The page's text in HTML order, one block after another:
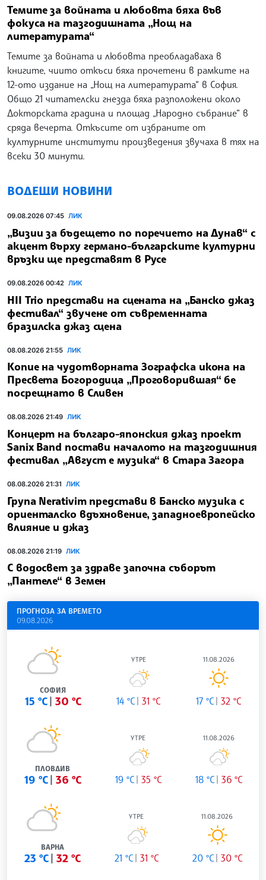
Темите за войната и любовта бяха във
фокуса на тазгодишната „Нощ на
литературата“
Темите за войната и любовта преобладаваха в
книгите, чиито откъси бяха прочетени в рамките на
12-ото издание на „Нощ на литературата“ в София.
Общо 21 читателски гнезда бяха разположени около
Докторската градина и площад „Народно събрание“ в
сряда вечерта. Откъсите от избраните от
културните институти произведения звучаха в тях на
всеки 30 минути.
ВОДЕЩИ НОВИНИ
09.08.2026 07:45 ЛИК
„Визии за бъдещето по поречието на Дунав“ с
акцент върху германо-българските културни
връзки ще представят в Русе
09.08.2026 00:42 ЛИК
HII Trio представи на сцената на „Банско джаз
фестивал“ звучене от съвременната
бразилска джаз сцена
08.08.2026 21:55 ЛИК
Копие на чудотворната Зографска икона на
Пресвета Богородица „Проговорившая“ бе
посрещнато в Сливен
08.08.2026 21:49 ЛИК
Концерт на българо-японския джаз проект
Sanix Band постави началото на тазгодишния
фестивал „Август е музика“ в Стара Загора
08.08.2026 21:31 ЛИК
Група Nerativim представи в Банско музика с
ориенталско вдъхновение, западноевропейско
влияние и джаз
08.08.2026 21:19 ЛИК
С водосвет за здраве започна съборът
„Пантеле“ в Земен
ПРОГНОЗА ЗА ВРЕМЕТО
09.08.2026
СОФИЯ
15 °C 30 °C
УТРЕ
14 °C 31 °C
11.08.2026
17 °C 32 °C
ПЛОВДИВ
19 °C 36 °C
УТРЕ
19 °C 35 °C
11.08.2026
18 °C 36 °C
ВАРНА
23 °C 32 °C
УТРЕ
21 °C 31 °C
11.08.2026
20 °C 30 °C